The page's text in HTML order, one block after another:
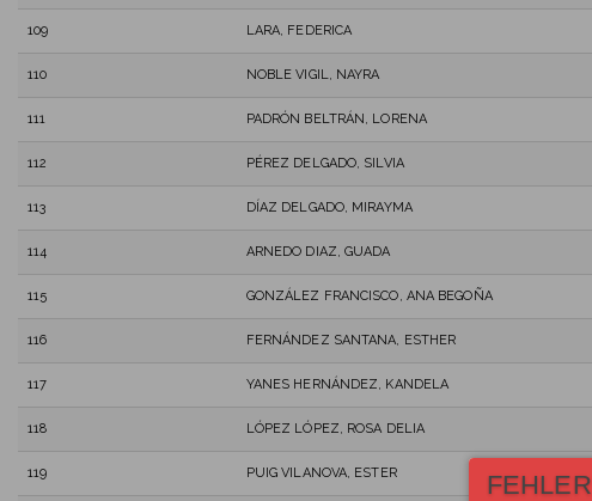
109 LARA, FEDERICA
110 NOBLE VIGIL, NAYRA
111 PADRÓN BELTRÁN, LORENA
112 PÉREZ DELGADO, SILVIA
113 DÍAZ DELGADO, MIRAYMA
114 ARNEDO DIAZ, GUADA
115 GONZÁLEZ FRANCISCO, ANA BEGOÑA
116 FERNÁNDEZ SANTANA, ESTHER
117 YANES HERNÁNDEZ, KANDELA
118 LÓPEZ LÓPEZ, ROSA DELIA
119 PUIG VILANOVA, ESTER FEHLER